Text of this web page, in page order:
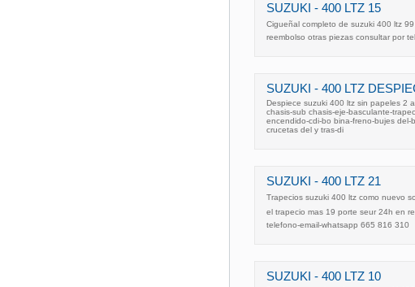
SUZUKI - 400 LTZ 15
Cigueñal completo de suzuki 400 ltz
reembolso otras piezas consultar por
SUZUKI - 400 LTZ
Despiece suzuki 400 ltz sin papeles 2
chasis-sub chasis-eje-basculante-
encendido-cdi-bo bina-freno-bujes
crucetas del y tras-di
SUZUKI - 400 LTZ 21
Trapecios suzuki 400 ltz como nuevo
el trapecio mas 19 porte seur 24h en
telefono-email-whatsapp 665 816 310
SUZUKI - 400 LTZ 10